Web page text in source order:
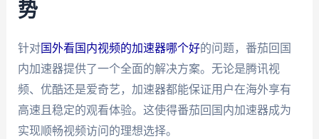
势
针对国外看国内视频的加速器哪个好的问题，番茄回国
内加速器提供了一个全面的解决方案。无论是腾讯视
频、优酷还是爱奇艺，加速器都能保证用户在海外享有
高速且稳定的观看体验。这使得番茄回国内加速器成为
实现顺畅视频访问的理想选择。